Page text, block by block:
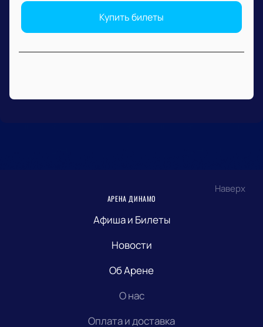
Купить билеты
Наверх
АРЕНА ДИНАМО
Афиша и Билеты
Новости
Об Арене
О нас
Оплата и доставка